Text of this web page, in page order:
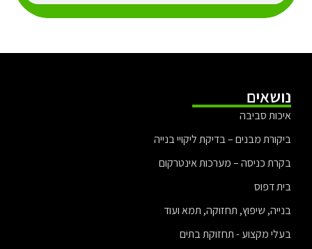
נושאים
איכות סביבה
ביקורת מבנים – בדיקת ליקויי בנייה
בקרת כניסה – מערכות אינטרקום
בית דפוס
בנייה, שיפוץ, תחזוקה, תמא ועוד
בעלי מקצוע - תחזוקת בתים